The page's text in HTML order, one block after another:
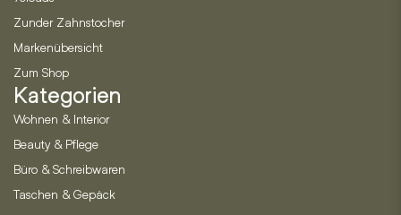
Zunder Zahnstocher
Markenübersicht
Zum Shop
Kategorien
Wohnen & Interior
Beauty & Pflege
Büro & Schreibwaren
Taschen & Gepäck